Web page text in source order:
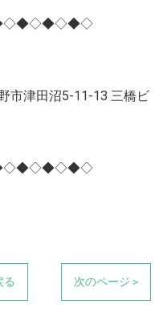
市津田沼5-11-13 三橋ビ
る 次のページ >